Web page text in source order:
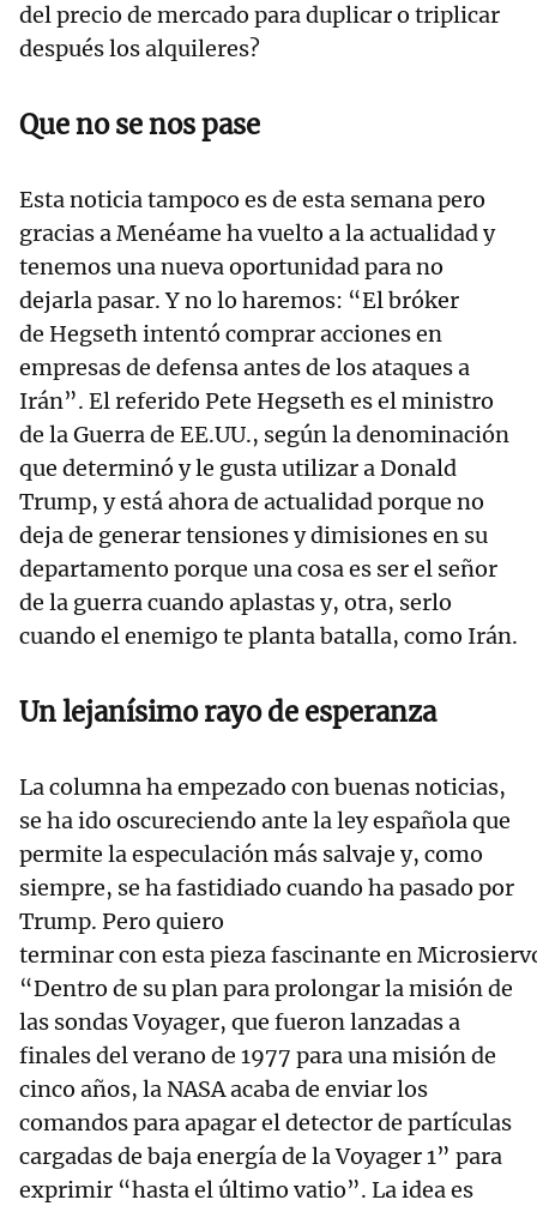
del precio de mercado para duplicar o triplicar
después los alquileres?
Que no se nos pase
Esta noticia tampoco es de esta semana pero
gracias a Menéame ha vuelto a la actualidad y
tenemos una nueva oportunidad para no
dejarla pasar. Y no lo haremos: “El bróker
de Hegseth intentó comprar acciones en
empresas de defensa antes de los ataques a
Irán”. El referido Pete Hegseth es el ministro
de la Guerra de EE.UU., según la denominación
que determinó y le gusta utilizar a Donald
Trump, y está ahora de actualidad porque no
deja de generar tensiones y dimisiones en su
departamento porque una cosa es ser el señor
de la guerra cuando aplastas y, otra, serlo
cuando el enemigo te planta batalla, como Irán.
Un lejanísimo rayo de esperanza
La columna ha empezado con buenas noticias,
se ha ido oscureciendo ante la ley española que
permite la especulación más salvaje y, como
siempre, se ha fastidiado cuando ha pasado por
Trump. Pero quiero
terminar con esta pieza fascinante en
“Dentro de su plan para prolongar la misión de
las sondas Voyager, que fueron lanzadas a
finales del verano de 1977 para una misión de
cinco años, la NASA acaba de enviar los
comandos para apagar el detector de partículas
cargadas de baja energía de la Voyager 1” para
exprimir “hasta el último vatio”. La idea es